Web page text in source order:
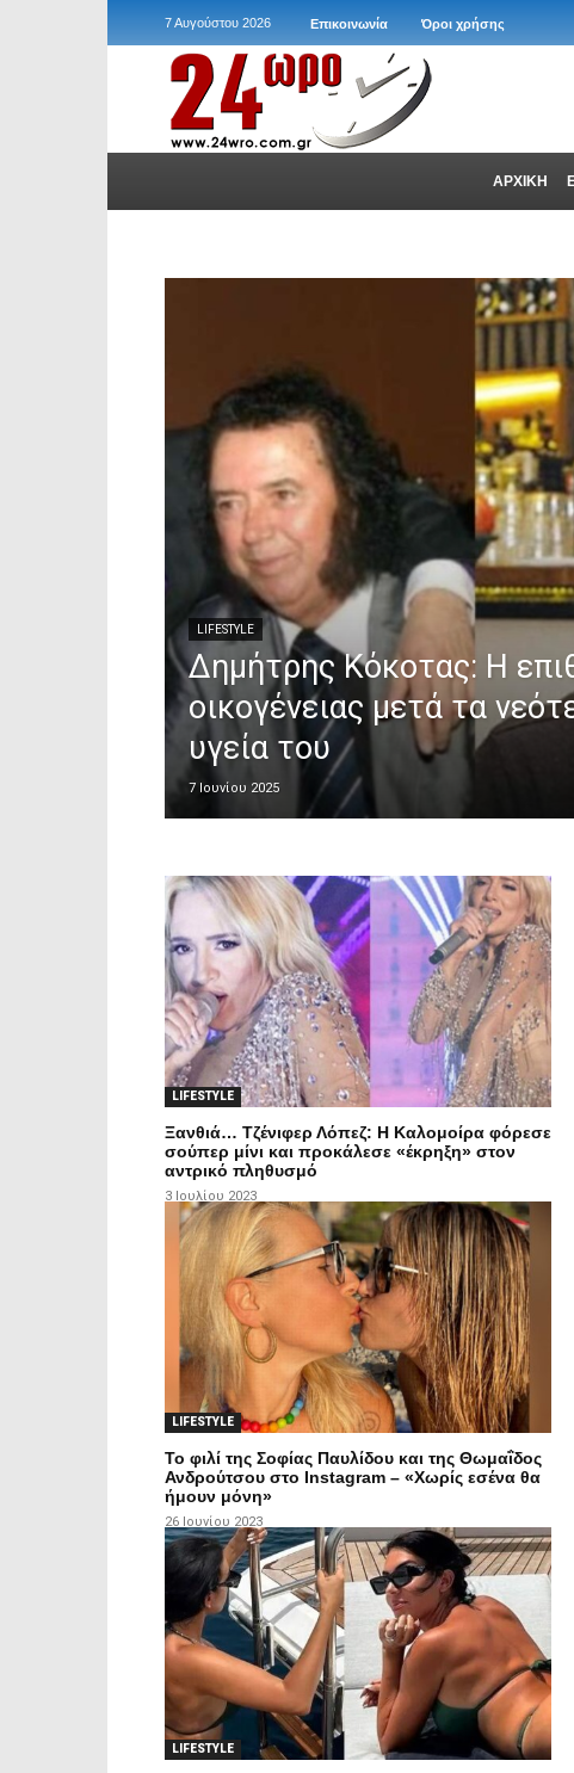
7 Αυγούστου 2026 Επικοινωνία Όροι χρήσης
ΑΡΧΙΚΗ
LIFESTYLE
Δημήτρης Κόκοτας: Η
οικογένειας μετά τα
υγεία του
7 Ιουνίου 2025
LIFESTYLE
Ξανθιά… Τζένιφερ Λόπεζ: Η Καλομοίρα φόρεσε
σούπερ μίνι και προκάλεσε «έκρηξη» στον
αντρικό πληθυσμό
3 Ιουλίου 2023
LIFESTYLE
Το φιλί της Σοφίας Παυλίδου και της Θωμαΐδος
Ανδρούτσου στο Instagram – «Χωρίς εσένα θα
ήμουν μόνη»
26 Ιουνίου 2023
LIFESTYLE